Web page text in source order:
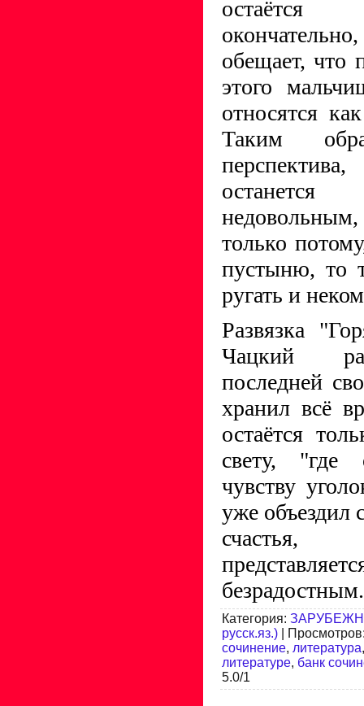
обещает, что
этого
относятся
Таким
только
пустыню, то
ругать и
Развязка
Чацкий
последней
хранил всё
остаётся
свету, "где
чувству
уже объездил
счастья,
безрадостным.
Категория:
русск.яз.)
Просмотров
сочинение, литература
литературе, банк
5.0/1